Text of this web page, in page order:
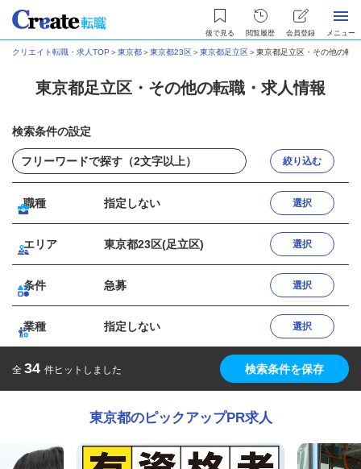
後で見る 閲覧履歴 会員登録 メニュー
クリエイト転職・求人TOP ＞東京都＞東京都23区＞東京都足立区＞東京都足立区・その他の転
東京都足立区・その他の転職・求人情報
検索条件の設定
絞り込む
職種 指定しない 選択
エリア 東京都23区(足立区) 選択
条件 急募 選択
業種 指定しない 選択
全 34 件ヒットしました 検索条件を保存
東京都のピックアップPR求人